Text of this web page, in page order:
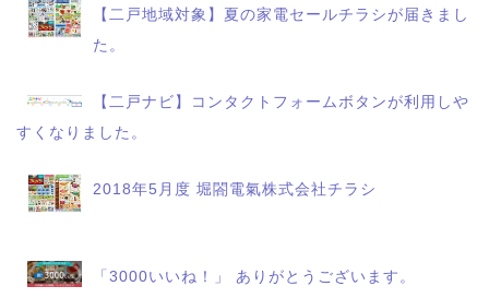
【二戸地域対象】夏の家電セールチラシが届きまし
た。
【二戸ナビ】コンタクトフォームボタンが利用しや
すくなりました。
2018年5月度 堀閤電氣株式会社チラシ
「3000いいね！」 ありがとうございます。